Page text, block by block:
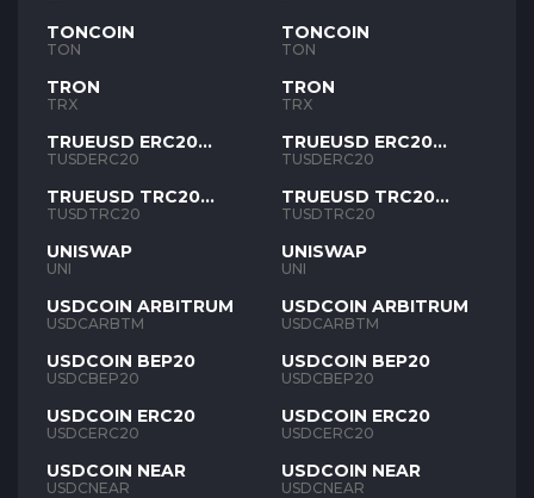
TONCOIN
TON
TRON
TRX
TRUEUSD ERC20
TUSD
TUSDERC20
TRUEUSD TRC20
TUSD
TUSDTRC20
UNISWAP
UNI
USDCOIN ARBITRUM
USDCARBTM
USDCOIN BEP20
USDCBEP20
USDCOIN ERC20
USDCERC20
USDCOIN NEAR
USDCNEAR
TONCOIN
TON
TRON
TRX
TRUEUSD ERC20
TUSD
TUSDERC20
TRUEUSD TRC20
TUSD
TUSDTRC20
UNISWAP
UNI
USDCOIN ARBITRUM
USDCARBTM
USDCOIN BEP20
USDCBEP20
USDCOIN ERC20
USDCERC20
USDCOIN NEAR
USDCNEAR